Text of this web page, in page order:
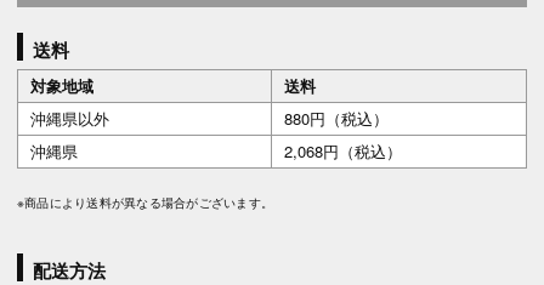
送料
対象地域
送料
沖縄県以外
880円（税込）
沖縄県
2,068円（税込）
※商品により送料が異なる場合がございます。
配送方法